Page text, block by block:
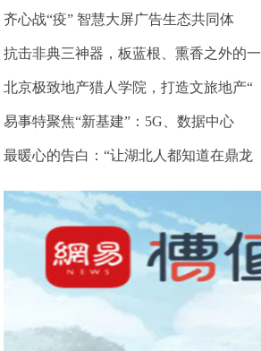
齐心战“疫” 智慧大屏广告生态共同体
抗击非典三神器，板蓝根、熏香之外的一
北京极致地产猎人学院，打造文旅地产“
易事特聚焦“新基建”：5G、数据中心
最暖心的告白：“让湖北人都知道在鼎龙